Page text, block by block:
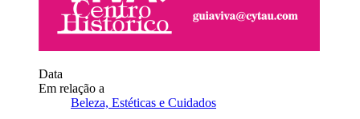
Data
Em relação a
Beleza, Estéticas e Cuidados